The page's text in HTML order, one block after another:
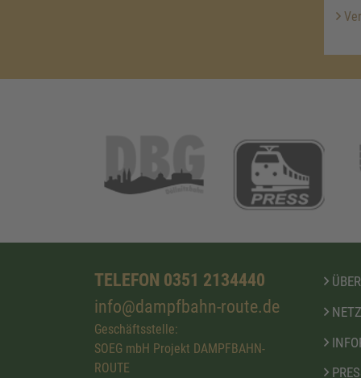
TELEFON 0351 2134440
info@dampfbahn-route.de
Geschäftsstelle:
SOEG mbH Projekt DAMPFBAHN-
ROUTE